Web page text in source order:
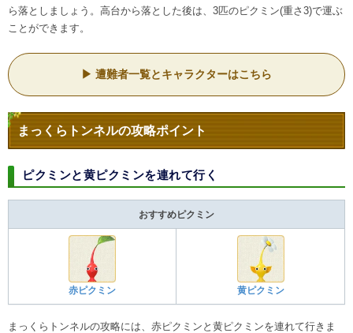
ら落としましょう。高台から落とした後は、3匹のピクミン(重さ3)で運ぶ
ことができます。
遭難者一覧とキャラクターはこちら
まっくらトンネルの攻略ポイント
ピクミンと黄ピクミンを連れて行く
おすすめピクミン
赤ピクミン 黄ピクミン
まっくらトンネルの攻略には、赤ピクミンと黄ピクミンを連れて行きま